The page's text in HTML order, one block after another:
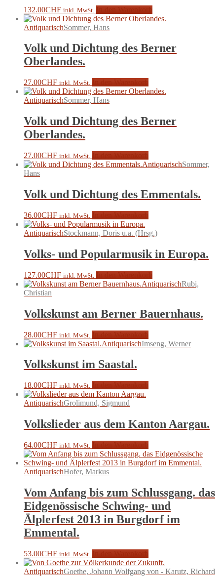
132.00CHF inkl. MwSt.
AntiquarischSommer, Hans
Volk und Dichtung des Berner
Oberlandes.
27.00CHF inkl. MwSt.
AntiquarischSommer, Hans
Volk und Dichtung des Berner
Oberlandes.
27.00CHF inkl. MwSt.
AntiquarischSommer,
Hans
Volk und Dichtung des Emmentals.
36.00CHF inkl. MwSt.
AntiquarischStockmann, Doris u.a. (Hrsg.)
Volks- und Popularmusik in Europa.
127.00CHF inkl. MwSt.
AntiquarischRubi,
Christian
Volkskunst am Berner Bauernhaus.
28.00CHF inkl. MwSt.
AntiquarischImseng, Werner
Volkskunst im Saastal.
18.00CHF inkl. MwSt.
AntiquarischGrolimund, Sigmund
Volkslieder aus dem Kanton Aargau.
64.00CHF inkl. MwSt.
AntiquarischHofer, Markus
Vom Anfang bis zum Schlussgang. das
Eidgenössische Schwing- und
Älplerfest 2013 in Burgdorf im
Emmental.
53.00CHF inkl. MwSt.
AntiquarischGoethe, Johann Wolfgang von - Karutz, Richard